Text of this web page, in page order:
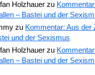
Holzhauer zu
– Bastei und der
zu Kommentar: Aus der
und der Sexismus
Holzhauer zu
– Bastei und der